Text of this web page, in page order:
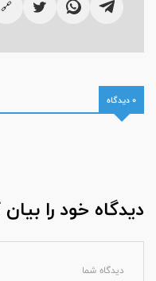
🔗
0 دیدگاه
دیدگاه خود را